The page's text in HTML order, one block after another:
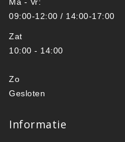
09:00-12:00 / 14:00-17:00
Zat
10:00 - 14:00
Zo
Gesloten
Informatie